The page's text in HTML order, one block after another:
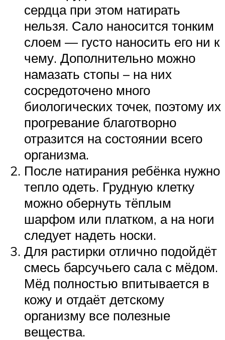
сердца при этом натирать
нельзя. Сало наносится тонким
слоем — густо наносить его ни к
чему. Дополнительно можно
намазать стопы – на них
сосредоточено много
биологических точек, поэтому их
прогревание благотворно
отразится на состоянии всего
организма.
После натирания ребёнка нужно
тепло одеть. Грудную клетку
можно обернуть тёплым
шарфом или платком, а на ноги
следует надеть носки.
Для растирки отлично подойдёт
смесь барсучьего сала с мёдом.
Мёд полностью впитывается в
кожу и отдаёт детскому
организму все полезные
вещества.